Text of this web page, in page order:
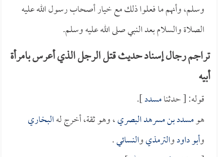
وسلم، وأنهم ما فعلوا ذلك مع خيار أصحاب رسول الله عليه
الصلاة والسلام بعد النبي صلى الله عليه وسلم.
تراجم رجال إسناد حديث قتل الرجل الذي أعرس بامرأة
أبيه
قوله: [ حدثنامسدد].
هومسدد بن مسرهد البصري، وهو ثقة، أخرج لهالبخاري
وأبو داودوالترمذيوالنسائي.